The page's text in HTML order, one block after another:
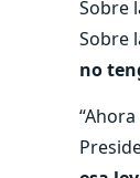
Sobre
Sobre
no